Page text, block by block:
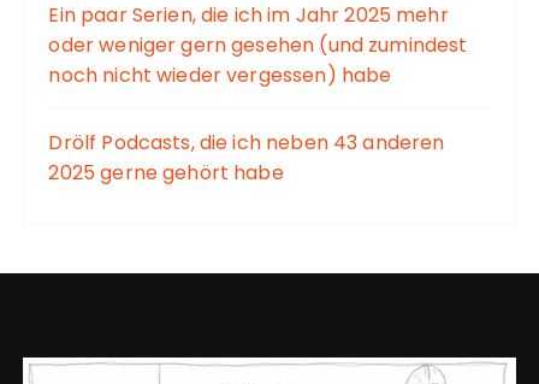
Ein paar Serien, die ich im Jahr 2025 mehr
oder weniger gern gesehen (und zumindest
noch nicht wieder vergessen) habe
Drölf Podcasts, die ich neben 43 anderen
2025 gerne gehört habe